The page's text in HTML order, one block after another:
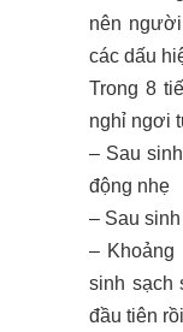
nên
các dấu
Trong 8
nghỉ ngơi
– Sau
động nhẹ
– Sau
– Khoảng
sinh sạch
đầu tiên